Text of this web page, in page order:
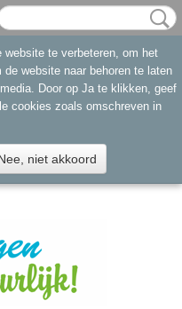
te verbeteren, om het
website naar behoren te laten
Door op Ja te klikken, geef
cookies zoals omschreven in
niet akkoord